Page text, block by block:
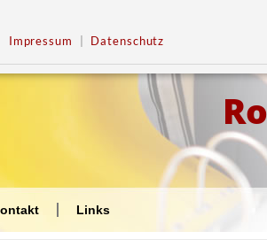
Impressum Datenschutz
Links